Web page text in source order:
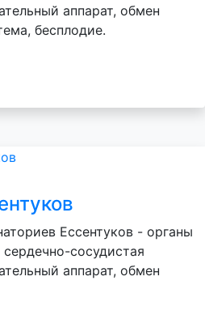
аппарат, обмен
бесплодие.
Ессентуков - органы
сосудистая
аппарат, обмен